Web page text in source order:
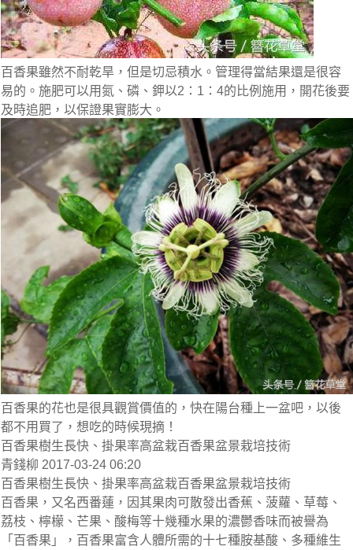
百香果雖然不耐乾旱，但是切忌積水。管理得當結果還是很容
易的。施肥可以用氮、磷、鉀以2：1：4的比例施用，開花後要
及時追肥，以保證果實膨大。
百香果的花也是很具觀賞價值的，快在陽台種上一盆吧，以後
都不用買了，想吃的時候現摘！
百香果樹生長快、掛果率高盆栽百香果盆景栽培技術
青錢柳 2017-03-24 06:20
百香果樹生長快、掛果率高盆栽百香果盆景栽培技術
百香果，又名西番蓮，因其果肉可散發出香蕉、菠蘿、草莓、
荔枝、檸檬、芒果、酸梅等十幾種水果的濃鬱香味而被譽為
「百香果」，百香果富含人體所需的十七種胺基酸、多種維生